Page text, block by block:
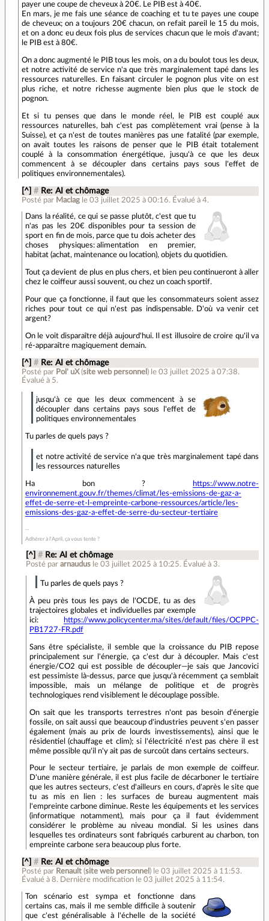
payer une coupe de cheveux à 20€. Le PIB est à 40€.
En mars, je me fais une séance de coaching et tu te payes une coupe
de cheveux; on a toujours 20€ chacun, on refait pareil le 15 du mois,
et on a donc eu deux fois plus de services chacun que le mois d'avant;
le PIB est à 80€.
On a donc augmenté le PIB tous les mois, on a du boulot tous les deux,
et notre activité de service n'a que très marginalement tapé dans les
ressources naturelles. En faisant circuler le pognon plus vite on est
plus riche, et notre richesse augmente bien plus que le stock de
pognon.
Et si tu penses que dans le monde réel, le PIB est couplé aux
ressources naturelles, bah c'est pas complètement vrai (pense à la
Suisse), et ça n'est de toutes manières pas une fatalité (par exemple,
on avait toutes les raisons de penser que le PIB était totalement
couplé à la consommation énergétique, jusqu'à ce que les deux
commencent à se découpler dans certains pays sous l'effet de
politiques environnementales).
[^] # Re: AI et chômage
Posté par Maclag le 03 juillet 2025 à 00:16. Évalué à4.
Dans la réalité, ce qui se passe plutôt, c'est que tu
n'as pas les 20€ disponibles pour ta session de
sport en fin de mois, parce que tu dois acheter des
choses physiques: alimentation en premier,
habitat (achat, maintenance ou location), objets du quotidien.
Tout ça devient de plus en plus chers, et bien peu continueront à aller
chez le coiffeur aussi souvent, ou chez un coach sportif.
Pour que ça fonctionne, il faut que les consommateurs soient assez
riches pour tout ce qui n'est pas indispensable. D'où va venir cet
argent?
On le voit disparaître déjà aujourd'hui. Il est illusoire de croire qu'il va
ré-apparaître magiquement demain.
[^] # Re: AI et chômage
Posté par Pol' uX (site web personnel ) le 03 juillet 2025 à 07:38.
Évalué à 5.
jusqu'à ce que les deux commencent à se
découpler dans certains pays sous l'effet de
politiques environnementales
Tu parles de quels pays ?
et notre activité de service n'a que très marginalement tapé dans
les ressources naturelles
Ha bon ?
https://www.notre-
environnement.gouv.fr/themes/climat/les-emissions-de-gaz-a-
effet-de-serre-et-l-empreinte-carbone-ressources/article/les-
emissions-des-gaz-a-effet-de-serre-du-secteur-tertiaire
Adhérer à l'April, ça vous tente ?
[^] # Re: AI et chômage
Posté par arnaudus le 03 juillet 2025 à 10:25. Évalué à 3.
Tu parles de quels pays ?
À peu près tous les pays de l'OCDE, tu as des
trajectoires globales et individuelles par exemple
ici:
https://www.policycenter.ma/sites/default/files/OCPPC-
PB1727-FR.pdf
Sans être spécialiste, il semble que la croissance du PIB repose
principalement sur l'énergie, ça c'est dur à découpler. Mais c'est
énergie/CO2 qui est possible de découpler—je sais que Jancovici
est pessimiste là-dessus, parce que jusqu'à récemment ça semblait
impossible, mais un mélange de politique et de progrès
technologiques rend visiblement le découplage possible.
On sait que les transports terrestres n'ont pas besoin d'énergie
fossile, on sait aussi que beaucoup d'industries peuvent s'en passer
également (mais au prix de lourds investissements), ainsi que le
résidentiel (chauffage et clim); si l'électricité n'est pas chère il est
même possible qu'il n'y ait pas de surcoût dans certains secteurs.
Pour le secteur tertiaire, je parlais de mon exemple de coiffeur.
D'une manière générale, il est plus facile de décarboner le tertiaire
que les autres secteurs, c'est d'ailleurs en cours, d'après le site que
tu as mis en lien : les surfaces de bureau augmentent mais
l'empreinte carbone diminue. Reste les équipements et les services
(informatique notamment), mais pour ça il faut évidemment
considérer le problème au niveau mondial. Si les usines dans
lesquelles tes ordinateurs sont fabriqués carburent au charbon, ton
empreinte carbone sera beaucoup plus forte.
[^] # Re: AI et chômage
Posté par Renault (site web personnel ) le 03 juillet 2025 à 11:53.
Évalué à8. Dernière modification le 03 juillet 2025 à 11:54.
Ton scénario est sympa et fonctionne dans
certains cas, mais il me semble difficile à soutenir
que c'est généralisable à l'échelle de la société